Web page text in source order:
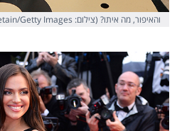
והאיפור, מה איתו? (צילום: Pascal Le Segretain/Getty Images)